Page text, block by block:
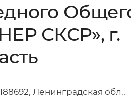
СКСР», г.
Ленинградская обл.,